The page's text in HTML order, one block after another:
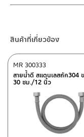
ทนแรงดันน้ำสูง ถึง 16
3. ห้ามใช้สารเคมีที่มีฤทธิ์
บนตัวสินค้า ซึ่งจะสร้างค
– Email:
ศูนย์บริการและอะไหล่ ก
662/61-62 ถนน พระรา
– Shopee
–Lazada
–ซื้อสินค้าชิ้นนี้บน
–ซื้อสินค้าชิ้นนี้บน
ติดต่อพนักงานขาย /
โทร: 02-285-5795
สินค้าที่เกี่ยวข้อง
สายน้ำดี สแตนเลสถัก304
30 ซม./12 นิ้ว
MR 300333